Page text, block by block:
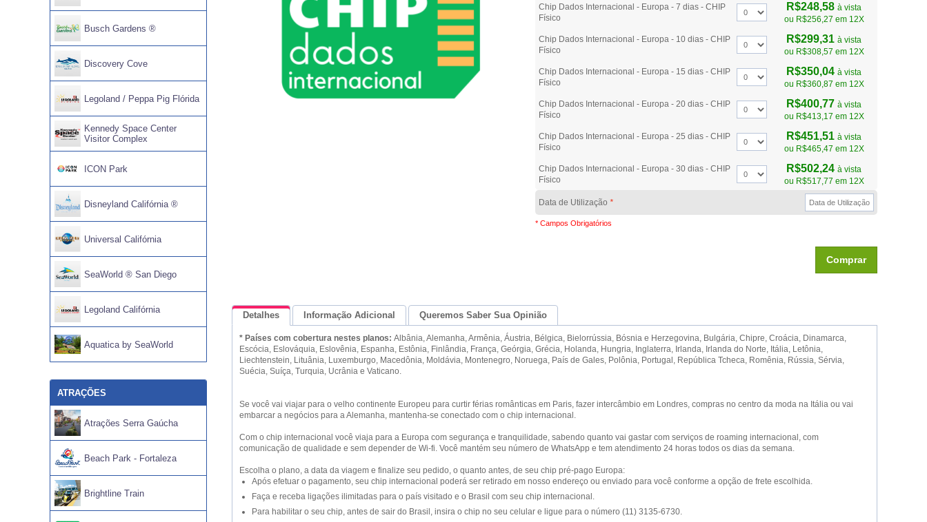
Busch Gardens ®
Discovery Cove
Legoland / Peppa Pig Flórida
Kennedy Space Center
Visitor Complex
ICON Park
Disneyland Califórnia ®
Universal Califórnia
SeaWorld ® San Diego
Legoland Califórnia
Aquatica by SeaWorld
ATRAÇÕES
Atrações Serra Gaúcha
Beach Park - Fortaleza
Brightline Train
Chip Dados Internacional - Europa - 7 dias - CHIP
Físico
R$248,58 à vista
ou R$256,27 em 12X
Chip Dados Internacional - Europa - 10 dias - CHIP
Físico
R$299,31 à vista
ou R$308,57 em 12X
Chip Dados Internacional - Europa - 15 dias - CHIP
Físico
R$350,04 à vista
ou R$360,87 em 12X
Chip Dados Internacional - Europa - 20 dias - CHIP
Físico
R$400,77 à vista
ou R$413,17 em 12X
Chip Dados Internacional - Europa - 25 dias - CHIP
Físico
R$451,51 à vista
ou R$465,47 em 12X
Chip Dados Internacional - Europa - 30 dias - CHIP
Físico
R$502,24 à vista
ou R$517,77 em 12X
Data de Utilização *
* Campos Obrigatórios
Comprar
Detalhes Informação Adicional Queremos Saber Sua Opinião
* Países com cobertura nestes planos: Albânia, Alemanha, Armênia, Áustria, Bélgica, Bielorrússia, Bósnia e Herzegovina, Bulgária, Chipre, Croácia, Dinamarca,
Escócia, Eslováquia, Eslovênia, Espanha, Estônia, Finlândia, França, Geórgia, Grécia, Holanda, Hungria, Inglaterra, Irlanda, Irlanda do Norte, Itália, Letônia,
Liechtenstein, Lituânia, Luxemburgo, Macedônia, Moldávia, Montenegro, Noruega, País de Gales, Polônia, Portugal, República Tcheca, Romênia, Rússia, Sérvia,
Suécia, Suíça, Turquia, Ucrânia e Vaticano.
Se você vai viajar para o velho continente Europeu para curtir férias românticas em Paris, fazer intercâmbio em Londres, compras no centro da moda na Itália ou vai
embarcar a negócios para a Alemanha, mantenha-se conectado com o chip internacional.
Com o chip internacional você viaja para a Europa com segurança e tranquilidade, sabendo quanto vai gastar com serviços de roaming internacional, com
comunicação de qualidade e sem depender de Wi-fi. Você mantém seu número de WhatsApp e tem atendimento 24 horas todos os dias da semana.
Escolha o plano, a data da viagem e finalize seu pedido, o quanto antes, de seu chip pré-pago Europa:
Após efetuar o pagamento, seu chip internacional poderá ser retirado em nosso endereço ou enviado para você conforme a opção de frete escolhida.
Faça e receba ligações ilimitadas para o país visitado e o Brasil com seu chip internacional.
Para habilitar o seu chip, antes de sair do Brasil, insira o chip no seu celular e ligue para o número (11) 3135-6730.